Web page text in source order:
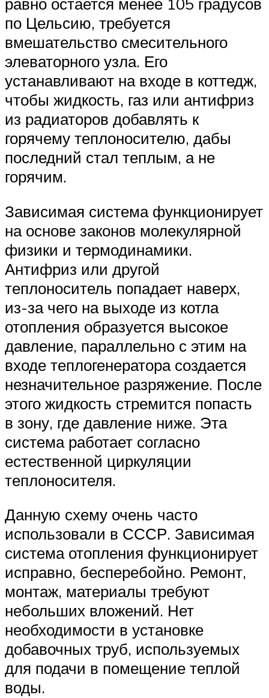
по Цельсию, требуется
вмешательство смесительного
элеваторного узла. Его
устанавливают на входе в коттедж,
чтобы жидкость, газ или антифриз
из радиаторов добавлять к
горячему теплоносителю, дабы
последний стал теплым, а не
горячим.
Зависимая система функционирует
на основе законов молекулярной
физики и термодинамики.
Антифриз или другой
теплоноситель попадает наверх,
из-за чего на выходе из котла
отопления образуется высокое
давление, параллельно с этим на
входе теплогенератора создается
незначительное разряжение. После
этого жидкость стремится попасть
в зону, где давление ниже. Эта
система работает согласно
естественной циркуляции
теплоносителя.
Данную схему очень часто
использовали в СССР. Зависимая
система отопления функционирует
исправно, бесперебойно. Ремонт,
монтаж, материалы требуют
небольших вложений. Нет
необходимости в установке
добавочных труб, используемых
для подачи в помещение теплой
воды.